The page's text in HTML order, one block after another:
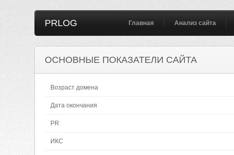
PRLOG Главная Анализ сайта
ОСНОВНЫЕ ПОКАЗАТЕЛИ САЙТА
Возраст домена
Дата окончания
PR
ИКС